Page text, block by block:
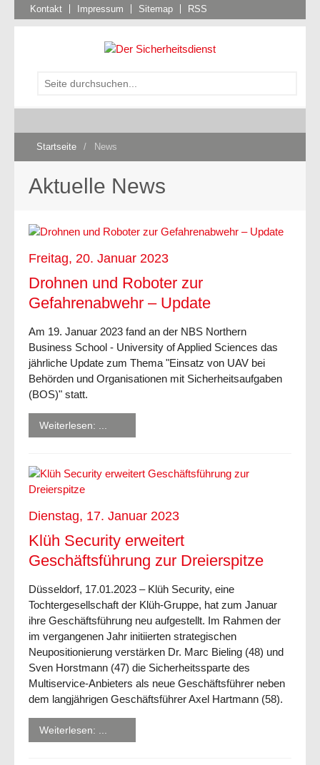
Kontakt Impressum Sitemap RSS
Startseite / News
Aktuelle News
Freitag, 20. Januar 2023
Drohnen und Roboter zur
Gefahrenabwehr – Update
Am 19. Januar 2023 fand an der NBS Northern
Business School - University of Applied Sciences das
jährliche Update zum Thema "Einsatz von UAV bei
Behörden und Organisationen mit Sicherheitsaufgaben
(BOS)" statt.
Weiterlesen: ...
Dienstag, 17. Januar 2023
Klüh Security erweitert
Geschäftsführung zur Dreierspitze
Düsseldorf, 17.01.2023 – Klüh Security, eine
Tochtergesellschaft der Klüh-Gruppe, hat zum Januar
ihre Geschäftsführung neu aufgestellt. Im Rahmen der
im vergangenen Jahr initiierten strategischen
Neupositionierung verstärken Dr. Marc Bieling (48) und
Sven Horstmann (47) die Sicherheitssparte des
Multiservice-Anbieters als neue Geschäftsführer neben
dem langjährigen Geschäftsführer Axel Hartmann (58).
Weiterlesen: ...